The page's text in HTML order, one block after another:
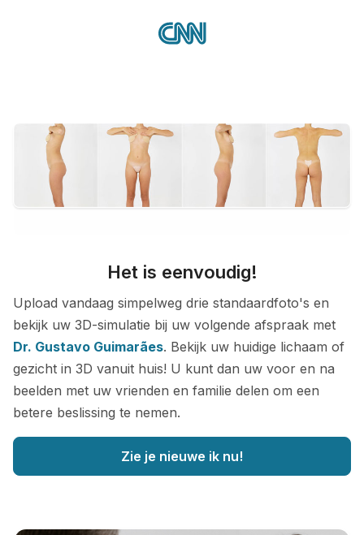
Het is eenvoudig!
Upload vandaag simpelweg drie standaardfoto's en
bekijk uw 3D-simulatie bij uw volgende afspraak met
Dr. Gustavo Guimarães. Bekijk uw huidige lichaam of
gezicht in 3D vanuit huis! U kunt dan uw voor en na
beelden met uw vrienden en familie delen om een
betere beslissing te nemen.
Zie je nieuwe ik nu!